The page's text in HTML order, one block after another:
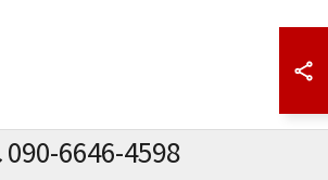
090-6646-4598